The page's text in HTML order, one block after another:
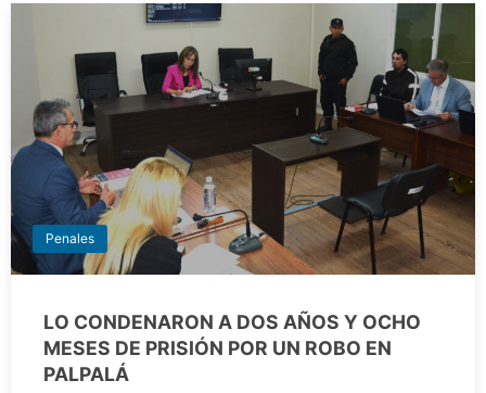
Penales
LO CONDENARON A DOS AÑOS Y OCHO
MESES DE PRISIÓN POR UN ROBO EN
PALPALÁ